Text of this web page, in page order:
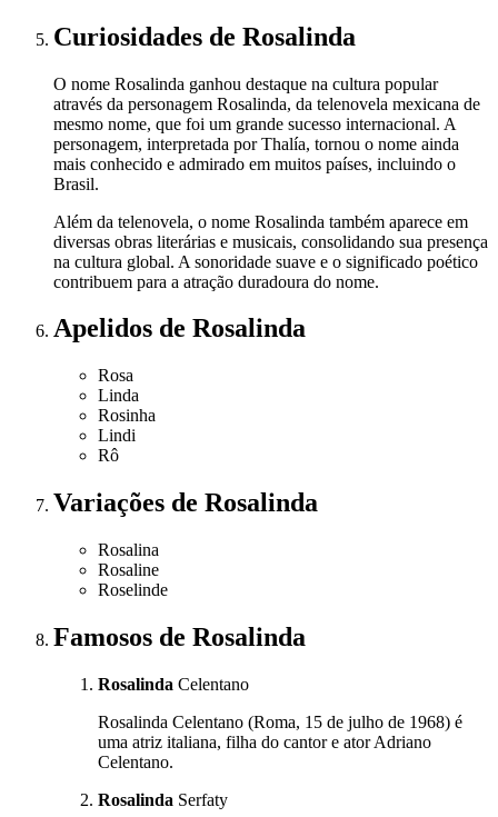
Curiosidades de Rosalinda
O nome Rosalinda ganhou destaque na cultura popular
através da personagem Rosalinda, da telenovela mexicana de
mesmo nome, que foi um grande sucesso internacional. A
personagem, interpretada por Thalía, tornou o nome ainda
mais conhecido e admirado em muitos países, incluindo o
Brasil.
Além da telenovela, o nome Rosalinda também aparece em
diversas obras literárias e musicais, consolidando sua presença
na cultura global. A sonoridade suave e o significado poético
contribuem para a atração duradoura do nome.
Apelidos de Rosalinda
Rosa
Linda
Rosinha
Lindi
Rô
Variações de Rosalinda
Rosalina
Rosaline
Roselinde
Famosos de Rosalinda
Rosalinda Celentano
Rosalinda Celentano (Roma, 15 de julho de 1968) é
uma atriz italiana, filha do cantor e ator Adriano
Celentano.
Rosalinda Serfaty